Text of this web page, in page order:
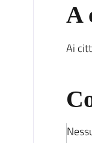
A
Ai